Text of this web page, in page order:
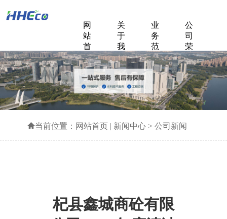
网
站
首
页
关
于
我
们
业
务
范
围
公
司
荣
誉
成
功
案
例
新
闻
中
心
联
系
我
们
当前位置： 网站首页| 新闻中心> 公司新闻
杞县鑫城商砼有限